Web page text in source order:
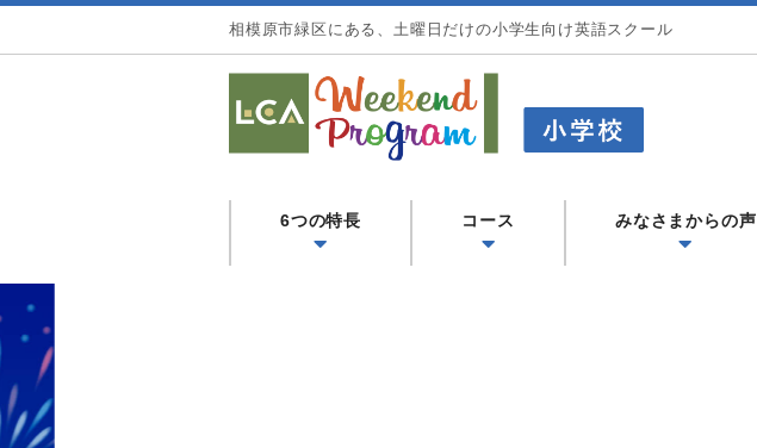
相模原市緑区にある、土曜日だけの小学生向け英語スクール
園 小学校コース
6つの特長 コース みなさまからの声